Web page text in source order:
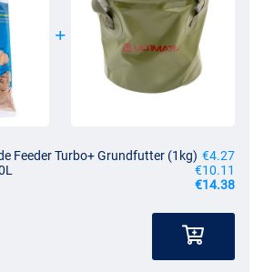
Feeder Turbo+ Grundfutter (1kg) €4.27
€10.11
€14.38